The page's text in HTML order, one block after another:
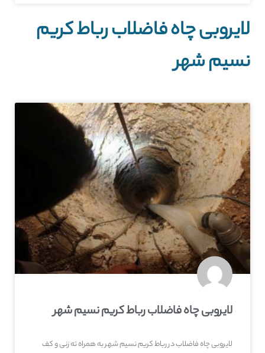
لایروبی چاه فاضلاب رباط کریم
نسیم شهر
لایروبی چاه فاضلاب رباط کریم نسیم شهر
لایروبی چاه فاضلاب در رباط کریم نسیم شهر به همراه ته زنی و کف